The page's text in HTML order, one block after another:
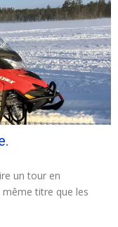
un tour en
même titre que les